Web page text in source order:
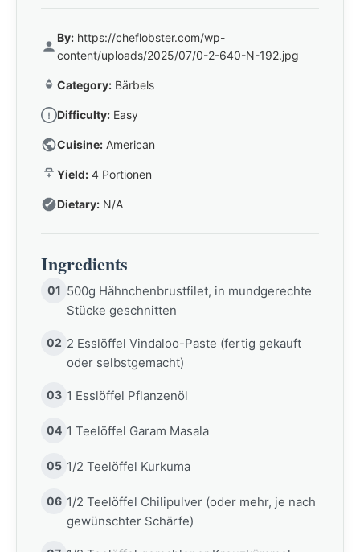
By: https://cheflobster.com/wp-
content/uploads/2025/07/0-2-640-N-192.jpg
Category: Bärbels
Difficulty: Easy
Cuisine: American
Yield: 4 Portionen
Dietary: N/A
Ingredients
01 500g Hähnchenbrustfilet, in mundgerechte
Stücke geschnitten
02 2 Esslöffel Vindaloo-Paste (fertig gekauft
oder selbstgemacht)
03 1 Esslöffel Pflanzenöl
04 1 Teelöffel Garam Masala
05 1/2 Teelöffel Kurkuma
06 1/2 Teelöffel Chilipulver (oder mehr, je nach
gewünschter Schärfe)